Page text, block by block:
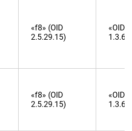
«f8» (OID
2.5.29.15)
«OID
«f8» (OID
2.5.29.15)
«OID